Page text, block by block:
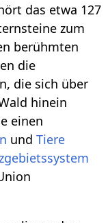
das etwa 127
zum
berühmten
die
die sich über
hinein
einen
undTiere